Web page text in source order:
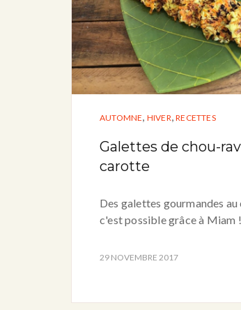
AUTOMNE, HIVER,RECETTES
Galettes de chou-
carotte
Des galettes gourmandes au
c'est possible grâce à Miam !
29 NOVEMBRE 2017